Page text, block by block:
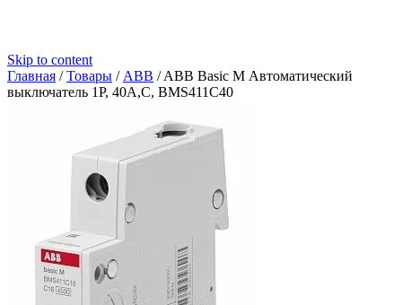
Skip to content
Главная /Товары / ABB /ABB Basic M Автоматический
выключатель 1P, 40A,C, BMS411C40